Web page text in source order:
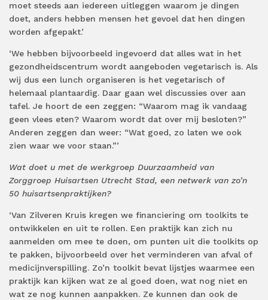
moet steeds aan iedereen uitleggen waarom je dingen
doet, anders hebben mensen het gevoel dat hen dingen
worden afgepakt.’
‘We hebben bijvoorbeeld ingevoerd dat alles wat in het
gezondheidscentrum wordt aangeboden vegetarisch is. Als
wij dus een lunch organiseren is het vegetarisch of
helemaal plantaardig. Daar gaan wel discussies over aan
tafel. Je hoort de een zeggen: “Waarom mag ik vandaag
geen vlees eten? Waarom wordt dat over mij besloten?”
Anderen zeggen dan weer: “Wat goed, zo laten we ook
zien waar we voor staan.”’
Wat doet u met de werkgroep Duurzaamheid van
Zorggroep Huisartsen Utrecht Stad, een netwerk van zo’n
50 huisartsenpraktijken?
‘Van Zilveren Kruis kregen we financiering om toolkits te
ontwikkelen en uit te rollen. Een praktijk kan zich nu
aanmelden om mee te doen, om punten uit die toolkits op
te pakken, bijvoorbeeld over het verminderen van afval of
medicijnverspilling. Zo’n toolkit bevat lijstjes waarmee een
praktijk kan kijken wat ze al goed doen, wat nog niet en
wat ze nog kunnen aanpakken. Ze kunnen dan ook de